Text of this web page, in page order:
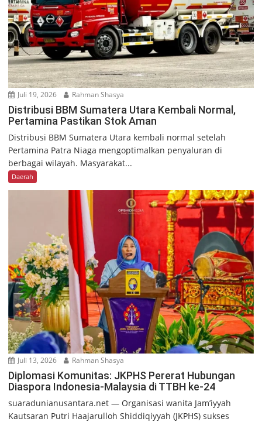
Juli 19, 2026 Rahman Shasya
Distribusi BBM Sumatera Utara Kembali Normal,
Pertamina Pastikan Stok Aman
Distribusi BBM Sumatera Utara kembali normal setelah
Pertamina Patra Niaga mengoptimalkan penyaluran di
berbagai wilayah. Masyarakat...
Daerah
Juli 13, 2026 Rahman Shasya
Diplomasi Komunitas: JKPHS Pererat Hubungan
Diaspora Indonesia-Malaysia di TTBH ke-24
suaradunianusantara.net — Organisasi wanita Jam’iyyah
Kautsaran Putri Haajarulloh Shiddiqiyyah (JKPHS) sukses